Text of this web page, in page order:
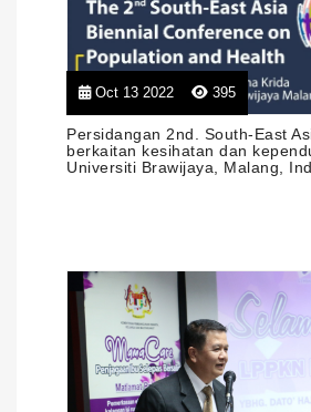
Oct 13 2022 395
Persidangan 2nd. South-East
berkaitan kesihatan dan
Universiti Brawijaya, Malang,